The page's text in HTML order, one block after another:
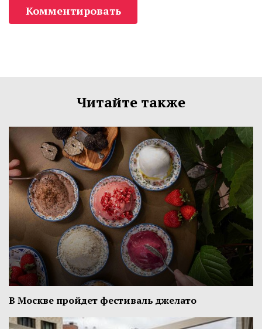
Комментировать
Читайте также
В Москве пройдет фестиваль джелато